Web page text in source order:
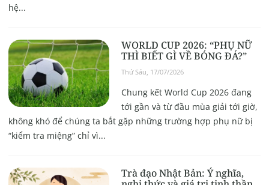
hệ...
WORLD CUP 2026: “PHỤ NỮ
THÌ BIẾT GÌ VỀ BÓNG ĐÁ?”
Thứ Sáu, 17/07/2026
Chung kết World Cup 2026 đang
tới gần và từ đầu mùa giải tới giờ,
không khó để chúng ta bắt gặp những trường hợp phụ nữ bị
“kiểm tra miệng” chỉ vì...
Trà đạo Nhật Bản: Ý nghĩa,